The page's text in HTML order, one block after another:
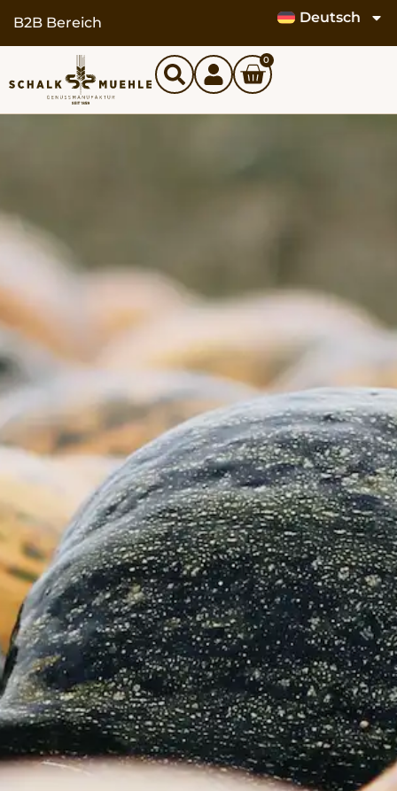
B2B Bereich Deutsch
0